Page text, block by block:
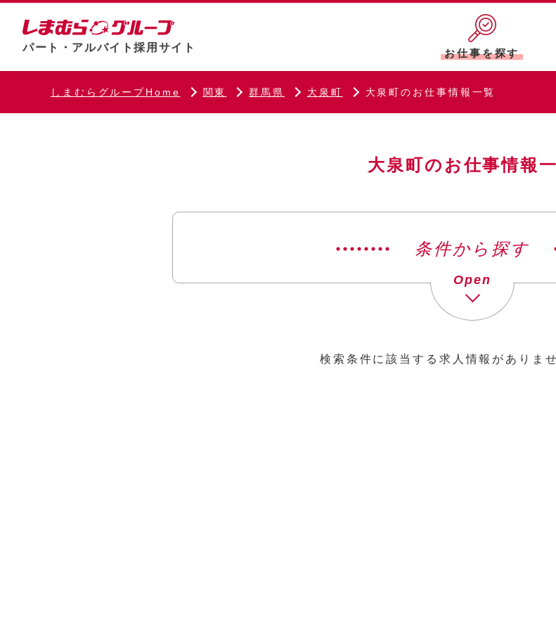
パート・アルバイト採用サイト お仕事を探す
しまむらグループHome 関東 群馬県 大泉町 大泉町のお仕事情報一覧
大泉町のお仕事情報
条件から探す
検索条件に該当する求人情報がありま